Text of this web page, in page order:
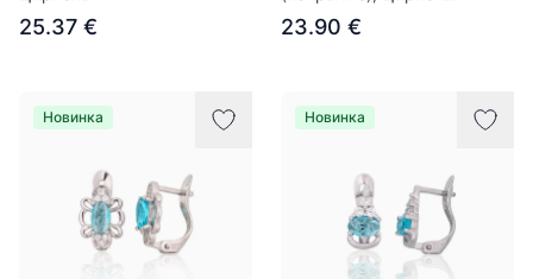
25.37 € 23.90 €
Новинка Новинка